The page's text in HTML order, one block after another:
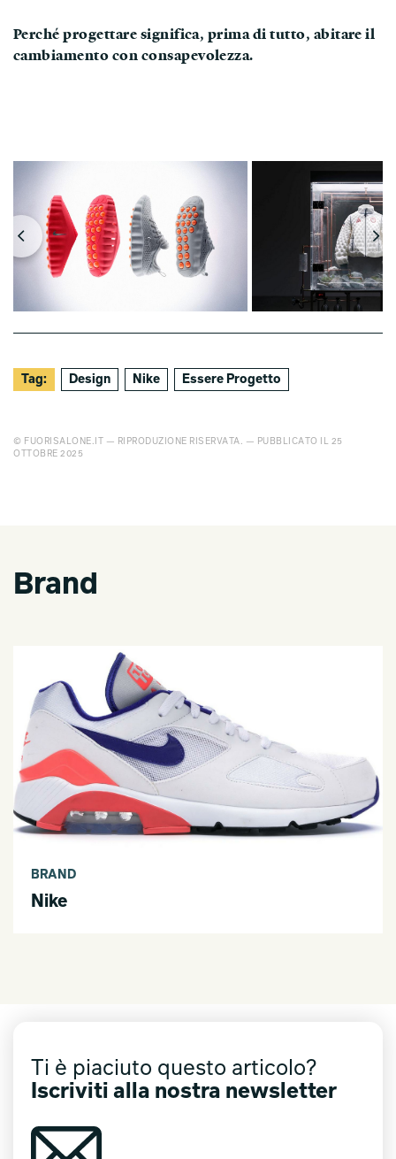
Perché progettare significa, prima di tutto, abitare il
cambiamento con consapevolezza.
Tag: Design Nike Essere Progetto
© FUORISALONE.IT — RIPRODUZIONE RISERVATA. — PUBBLICATO IL 25
OTTOBRE 2025
Brand
BRAND
Nike
Ti è piaciuto questo articolo?
Iscriviti alla nostra newsletter